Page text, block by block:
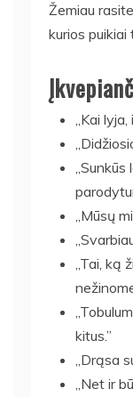
Žemiau
kurios
„Kai
„Sunkūs
„Mūsų
„Tai, ką
kitus.”
„Drąsa
„Net ir